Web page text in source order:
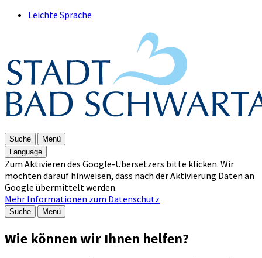
Leichte Sprache
Suche
Menü
Language
Zum Aktivieren des Google-Übersetzers bitte klicken. Wir
möchten darauf hinweisen, dass nach der Aktivierung Daten an
Google übermittelt werden.
Mehr Informationen zum Datenschutz
Suche Menü
Wie können wir Ihnen helfen?